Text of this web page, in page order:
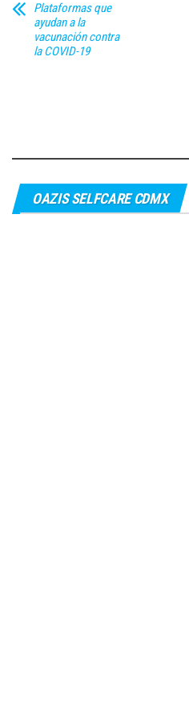
Plataformas que
ayudan a la
vacunación contra
la COVID-19
OAZIS SELFCARE CDMX